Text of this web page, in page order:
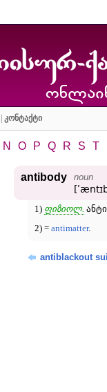
კონტაქტი
N O P Q R S T
antibody noun
1) ფიზიოლ.
2) = antimatter.
antiblackout